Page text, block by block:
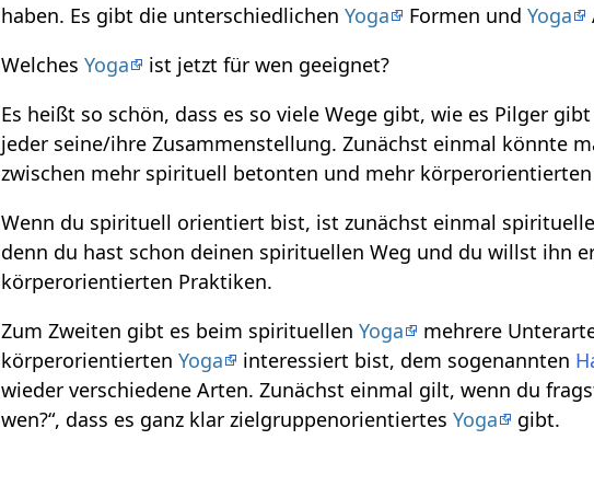
haben. Es gibt die unterschiedlichenYoga Formen undYoga
WelchesYoga
ist jetzt für wen geeignet?
Es heißt so schön, dass es so viele Wege gibt, wie es Pilger
jeder seine/ihre Zusammenstellung. Zunächst einmal könnte
zwischen mehr spirituell betonten und mehr
Wenn du spirituell orientiert bist, ist zunächst einmal
denn du hast schon deinen spirituellen Weg und du willst ihn
körperorientierten Praktiken.
Zum Zweiten gibt es beim spirituellenYoga
mehrere
körperorientiertenYoga interessiert bist, dem sogenannten
wieder verschiedene Arten. Zunächst einmal gilt, wenn du
wen?“, dass es ganz klar zielgruppenorientiertesYoga gibt.